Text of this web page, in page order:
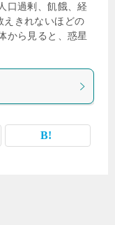
口過剰、飢餓、経
えきれないほどの
から見ると、惑星